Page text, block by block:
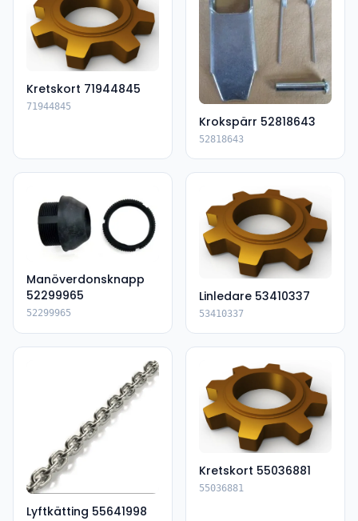
Kretskort 71944845
71944845
Krokspärr 52818643
52818643
Manöverdonsknapp
52299965
52299965
Linledare 53410337
53410337
Lyftkätting 55641998
Kretskort 55036881
55036881